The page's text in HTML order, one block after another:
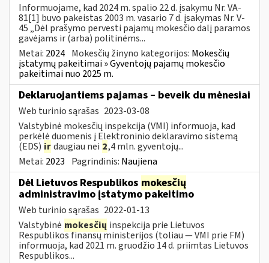
Informuojame, kad 2024 m. spalio 22 d. įsakymu Nr. VA-
81[1] buvo pakeistas 2003 m. vasario 7 d. įsakymas Nr. V-
45 „Dėl prašymo pervesti pajamų mokesčio dalį paramos
gavėjams ir (arba) politinėms...
Metai: 2024 Mokesčių žinyno kategorijos: Mokesčių
įstatymų pakeitimai » Gyventojų pajamų mokesčio
pakeitimai nuo 2025 m.
Deklaruojantiems pajamas – beveik du mėnesiai
Web turinio sąrašas 2023-03-08
Valstybinė mokesčių inspekcija (VMI) informuoja, kad
perkėlė duomenis į Elektroninio deklaravimo sistemą
(EDS) irdaugiau nei 2,4 mln. gyventojų...
Metai: 2023 Pagrindinis: Naujiena
Dėl Lietuvos Respublikos mokesčių
administravimo įstatymo pakeitimo
Web turinio sąrašas 2022-01-13
Valstybinė mokesčių inspekcija prie Lietuvos
Respublikos finansų ministerijos (toliau — VMI prie FM)
informuoja, kad 2021 m. gruodžio 14 d. priimtas Lietuvos
Respublikos...